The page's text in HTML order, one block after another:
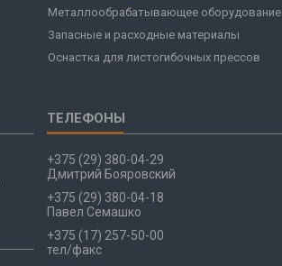
Металлообрабатывающее оборудование
Запасные и расходные материалы
Оснастка для листогибочных прессов
+375 (29) 380-04-29
Дмитрий Бояровский
+375 (29) 380-04-18
Павел Семашко
+375 (17) 257-50-00
тел/факс